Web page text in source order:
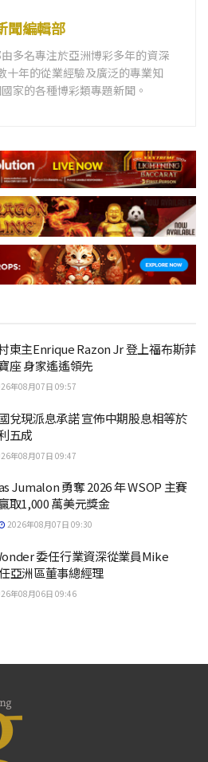
聞編輯部
多名專注於亞洲博彩多年的資深
十年的從業經驗及廣泛的專業知
家的各種博彩類專題新聞。
東主Enrique Razon Jr 登上福布斯菲
座 身家遙遙領先
年08月07日 09:57
兌現派息承諾 宣佈中期股息相等於
五成
年08月07日 09:47
Jumalon 勇奪 2026 年 WSOP 主賽
取1,000 萬美元獎金
2026年08月07日 09:30
委任行業資深從業員Mike
亞洲區董事總經理
年08月06日 09:46